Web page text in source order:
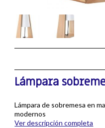
Lámpara
Lámpara de sobremesa en
modernos
Ver descripción completa